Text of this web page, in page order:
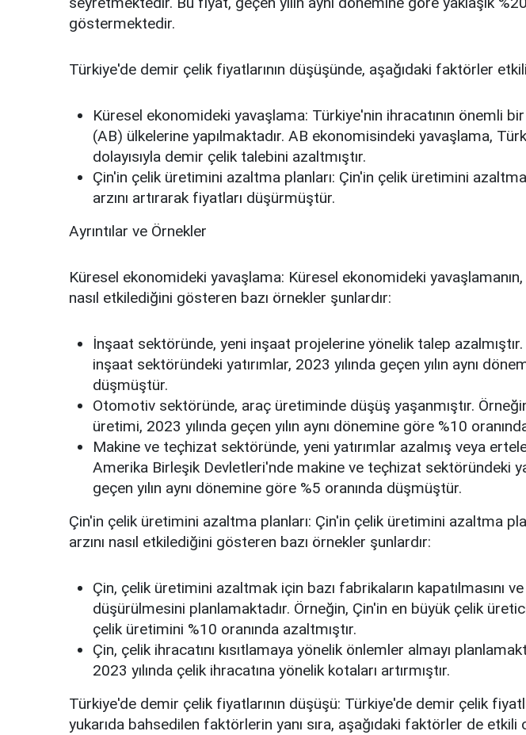
göstermektedir.
Türkiye'de demir çelik fiyatlarının düşüşünde, aşağıdaki faktörler
Küresel ekonomideki yavaşlama: Türkiye'nin ihracatının önemli
(AB) ülkelerine yapılmaktadır. AB ekonomisindeki yavaşlama,
dolayısıyla demir çelik talebini azaltmıştır.
Çin'in çelik üretimini azaltma planları: Çin'in çelik üretimini
arzını artırarak fiyatları düşürmüştür.
Ayrıntılar ve Örnekler
Küresel ekonomideki yavaşlama: Küresel ekonomideki
nasıl etkilediğini gösteren bazı örnekler şunlardır:
İnşaat sektöründe, yeni inşaat projelerine yönelik talep azalmıştır.
inşaat sektöründeki yatırımlar, 2023 yılında geçen yılın aynı
düşmüştür.
Otomotiv sektöründe, araç üretiminde düşüş yaşanmıştır.
üretimi, 2023 yılında geçen yılın aynı dönemine göre %10
Makine ve teçhizat sektöründe, yeni yatırımlar azalmış veya
Amerika Birleşik Devletleri'nde makine ve teçhizat sektöründeki
geçen yılın aynı dönemine göre %5 oranında düşmüştür.
Çin'in çelik üretimini azaltma planları: Çin'in çelik üretimini azaltma
arzını nasıl etkilediğini gösteren bazı örnekler şunlardır:
Çin, çelik üretimini azaltmak için bazı fabrikaların kapatılmasını
düşürülmesini planlamaktadır. Örneğin, Çin'in en büyük çelik
çelik üretimini %10 oranında azaltmıştır.
Çin, çelik ihracatını kısıtlamaya yönelik önlemler almayı
2023 yılında çelik ihracatına yönelik kotaları artırmıştır.
Türkiye'de demir çelik fiyatlarının düşüşü: Türkiye'de demir çelik
yukarıda bahsedilen faktörlerin yanı sıra, aşağıdaki faktörler de etkili